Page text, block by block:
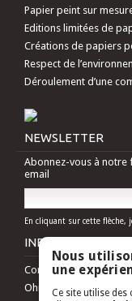
Papier peint sur
Editions limitées de
Créations de papiers
Respect de
Déroulement d’une
NEWSLETTER
Abonnez-vous à
email
En cliquant sur cette flèche,
INFORMATIONS
Contactez-nous
Ohmywall vu dans la
Nous
une
Ce site utilise